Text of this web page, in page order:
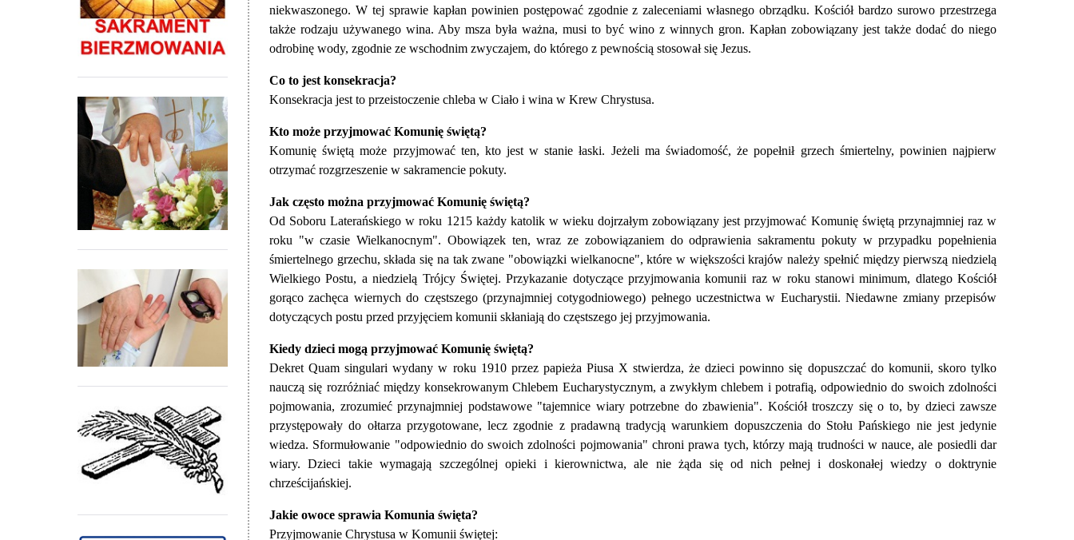
niekwaszonego. W tej sprawie kapłan powinien postępować zgodnie z zaleceniami własnego obrządku. Kościół bardzo surowo przestrze­ga
także rodzaju używanego wina. Aby msza była ważna, musi to być wino z winnych gron. Kapłan zobowiązany jest także dodać do niego
odrobinę wody, zgodnie ze wschodnim zwyczajem, do którego z pewnością stosował się Jezus.
Co to jest konsekracja?
Konsekracja jest to przeistoczenie chleba w Ciało i wina w Krew Chrystusa.
Kto może przyjmować Komunię świętą?
Komunię świętą może przyjmować ten, kto jest w stanie łaski. Jeżeli ma świadomość, że popełnił grzech śmiertelny, powinien najpierw
otrzymać rozgrzeszenie w sakramencie pokuty.
Jak często można przyjmować Komunię świętą?
Od Soboru Laterańskiego w roku 1215 każdy katolik w wieku dojrzałym zobowiązany jest przyjmować Komunię świętą przynajmniej raz w
roku "w czasie Wielkanocnym". Obowiązek ten, wraz ze zobowiązaniem do odprawienia sakramentu pokuty w przypadku popełnienia
śmiertelnego grzechu, składa się na tak zwane "obowiązki wielkanocne", które w większości krajów należy spełnić między pierwszą niedzielą
Wielkiego Postu, a niedzielą Trójcy Świętej. Przykazanie dotyczące przyjmowania komunii raz w roku stanowi minimum, dlatego Kościół
gorąco zachęca wiernych do częstszego (przynajmniej cotygodniowego) pełnego uczestnictwa w Eucharystii. Niedawne zmiany przepisów
dotyczących postu przed przyjęciem komunii skłaniają do częstszego jej przyjmowania.
Kiedy dzieci mogą przyjmować Komunię świętą?
Dekret Quam singulari wydany w roku 1910 przez papieża Piusa X stwierdza, że dzieci powinno się dopuszczać do komunii, skoro tylko
nauczą się rozróżniać między konsekrowanym Chlebem Eucharystycznym, a zwykłym chlebem i potrafią, odpowiednio do swoich zdolności
pojmowania, zrozumieć przynajmniej podstawowe "tajemnice wiary potrzebne do zbawienia". Kościół troszczy się o to, by dzieci zawsze
przystępowały do ołtarza przygotowane, lecz zgodnie z pradawną tradycją warunkiem dopuszczenia do Stołu Pańskiego nie jest jedynie
wiedza. Sformułowanie "odpowiednio do swoich zdolności pojmowania" chroni prawa tych, którzy mają trudności w nauce, ale posiedli dar
wiary. Dzieci takie wymagają szczególnej opieki i kierownictwa, ale nie żąda się od nich pełnej i doskonałej wiedzy o doktrynie
chrześcijańskiej.
Jakie owoce sprawia Komunia święta?
Przyjmowanie Chrystusa w Komunii świętej: